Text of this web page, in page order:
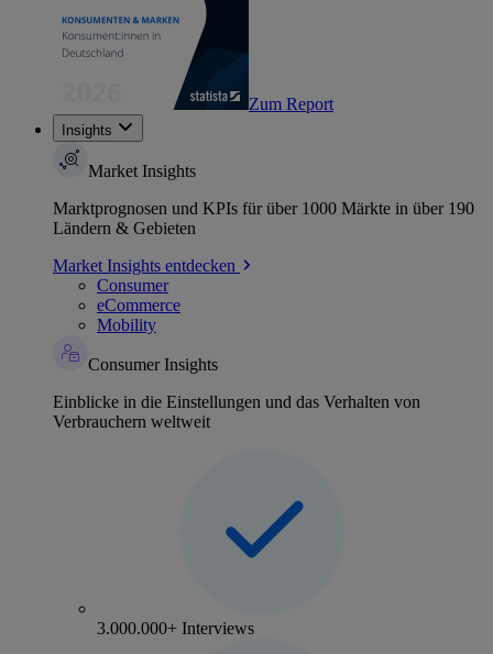
Zum Report
Insights
Market Insights
Marktprognosen und KPIs für über 1000 Märkte in über 190
Ländern & Gebieten
Market Insights entdecken
Consumer
eCommerce
Mobility
Consumer Insights
Einblicke in die Einstellungen und das Verhalten von
Verbrauchern weltweit
3.000.000+ Interviews